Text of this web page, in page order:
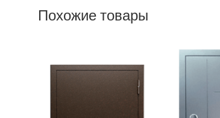
Похожие товары